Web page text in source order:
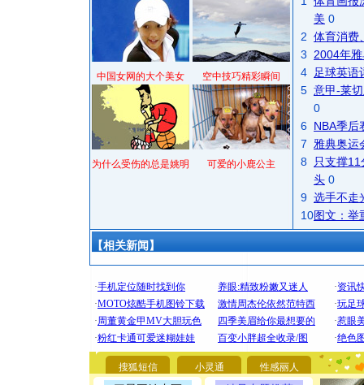
中国女网的大个美女 空中技巧精彩瞬间
为什么受伤的总是姚明 可爱的小鹿公主
美 0
2 体育消费
3
2004年
4
足球英语
5 意甲-莱
0
6 NBA季后
7
雅典奥运
8
只支撑
头 0
9 选手不走
10图文：举
【相关新闻】
搜狐短信 小灵通 性感丽人
[圣诞节]
你太多
要平安！
[圣诞节]